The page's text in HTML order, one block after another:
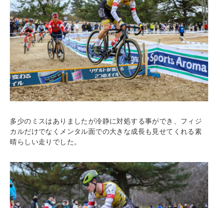
多少のミスはありましたが冷静に対処する事ができ、フィジ
カルだけでなくメンタル面での大きな成長も見せてくれる素
晴らしい走りでした。